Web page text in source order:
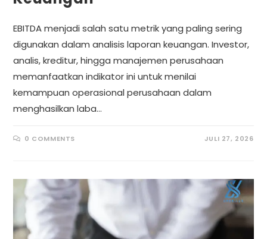
EBITDA menjadi salah satu metrik yang paling sering
digunakan dalam analisis laporan keuangan. Investor,
analis, kreditur, hingga manajemen perusahaan
memanfaatkan indikator ini untuk menilai
kemampuan operasional perusahaan dalam
menghasilkan laba…
0 COMMENTS JULI 27, 2026